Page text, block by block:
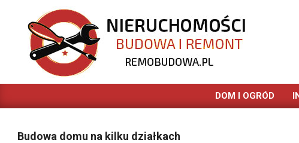
content
REMOBUDOWA.PL DOM I OGRÓD
Budowa domu na kilku działkach